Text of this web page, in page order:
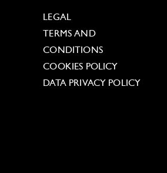
LEGAL
TERMS AND
CONDITIONS
COOKIES POLICY
DATA PRIVACY POLICY